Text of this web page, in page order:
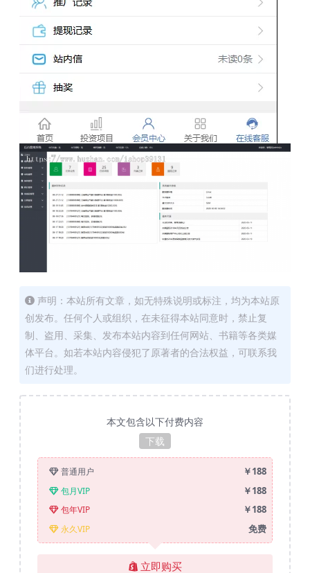
声明：本站所有文章，如无特殊说明或标注，均为本站原
创发布。任何个人或组织，在未征得本站同意时，禁止复
制、盗用、采集、发布本站内容到任何网站、书籍等各类媒
体平台。如若本站内容侵犯了原著者的合法权益，可联系我
们进行处理。
本文包含以下付费内容
下载
普通用户 ￥188
包月VIP ￥188
包年VIP ￥188
永久VIP 免费
立即购买